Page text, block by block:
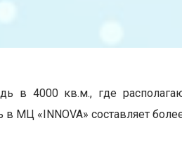
в 4000 кв.м., где
в МЦ «INNOVA» составляет